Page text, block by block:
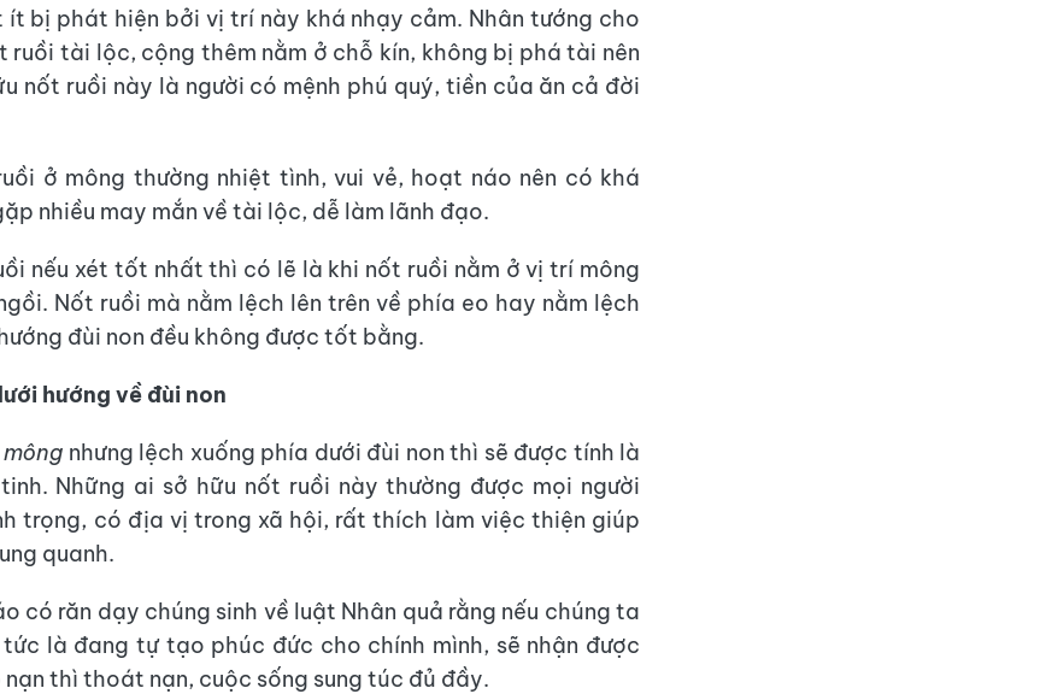
bị phát hiện bởi vị trí này khá nhạy cảm. Nhân tướng cho
ruồi tài lộc, cộng thêm nằm ở chỗ kín, không bị phá tài nên
nốt ruồi này là người có mệnh phú quý, tiền của ăn cả đời
ở mông thường nhiệt tình, vui vẻ, hoạt náo nên có khá
nhiều may mắn về tài lộc, dễ làm lãnh đạo.
nếu xét tốt nhất thì có lẽ là khi nốt ruồi nằm ở vị trí mông
Nốt ruồi mà nằm lệch lên trên về phía eo hay nằm lệch
đùi non đều không được tốt bằng.
hướng về đùi non
nhưng lệch xuống phía dưới đùi non thì sẽ được tính là
Những ai sở hữu nốt ruồi này thường được mọi người
trọng, có địa vị trong xã hội, rất thích làm việc thiện giúp
quanh.
có răn dạy chúng sinh về luật Nhân quả rằng nếu chúng ta
là đang tự tạo phúc đức cho chính mình, sẽ nhận được
thì thoát nạn, cuộc sống sung túc đủ đầy.